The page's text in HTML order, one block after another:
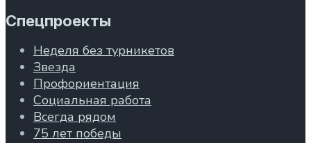
Спецпроекты
Неделя без турникетов
Звезда
Профориентация
Социальная работа
Всегда рядом
75 лет победы